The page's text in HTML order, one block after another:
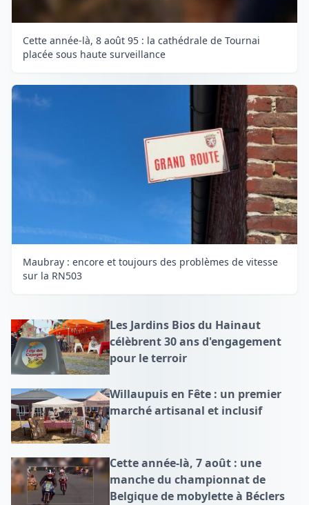
Cette année-là, 8 août 95 : la cathédrale de Tournai
placée sous haute surveillance
Maubray : encore et toujours des problèmes de vitesse
sur la RN503
Les Jardins Bios du Hainaut
célèbrent 30 ans d'engagement
pour le terroir
Willaupuis en Fête : un premier
marché artisanal et inclusif
Cette année-là, 7 août : une
manche du championnat de
Belgique de mobylette à Béclers